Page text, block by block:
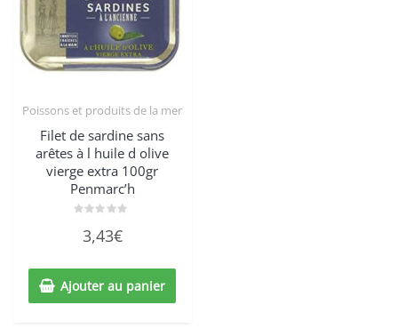
Poissons et produits de la mer
Filet de sardine sans
arêtes à l huile d olive
vierge extra 100gr
Penmarc’h
sur
3,43€
Ajouter au panier